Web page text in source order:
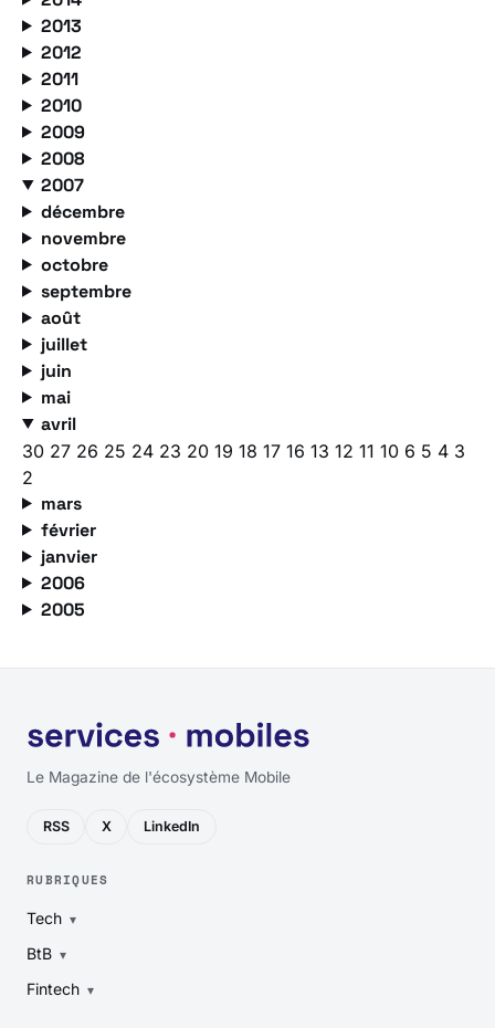
2013
2012
2011
2010
2009
2008
2007
décembre
novembre
octobre
septembre
août
juillet
juin
mai
avril
30 27 26 25 24 23 20 19 18 17 16 13 12 11 10 6 5 4 3
2
mars
février
janvier
2006
2005
Le Magazine de l'écosystème Mobile
RSS X LinkedIn
RUBRIQUES
Tech
BtB
Fintech